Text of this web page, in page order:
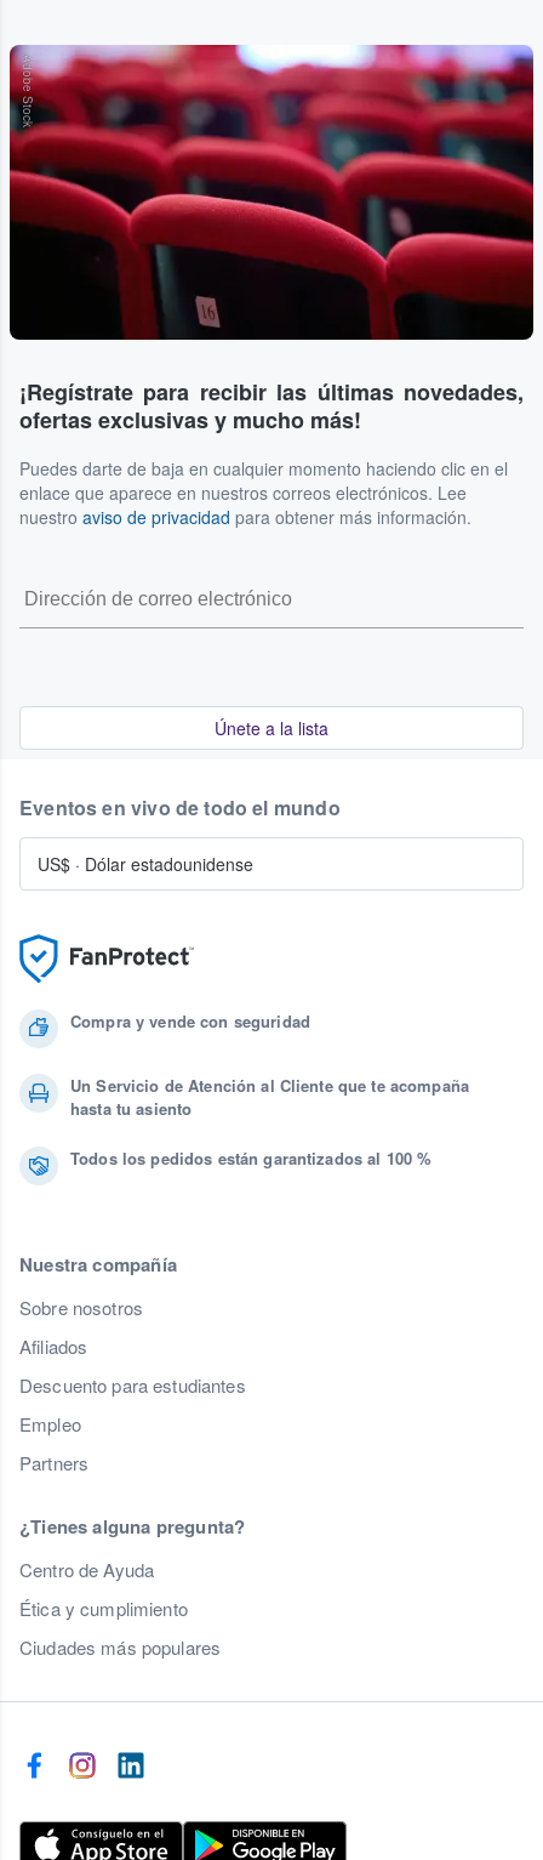
Adobe Stock
¡Regístrate para recibir las últimas novedades,
ofertas exclusivas y mucho más!
Puedes darte de baja en cualquier momento haciendo clic en el
enlace que aparece en nuestros correos electrónicos. Lee
nuestro aviso de privacidad para obtener más información.
Únete a la lista
Compra y vende con seguridad
Un Servicio de Atención al Cliente que te acompaña
hasta tu asiento
Todos los pedidos están garantizados al 100 %
Nuestra compañía
Sobre nosotros
Afiliados
Descuento para estudiantes
Empleo
Partners
¿Tienes alguna pregunta?
Centro de Ayuda
Ética y cumplimiento
Ciudades más populares
Eventos en vivo de todo el mundo
US$ · Dólar estadounidense